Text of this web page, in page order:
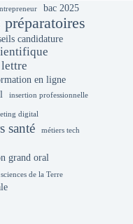
bac 2025
préparatoires
candidature
en ligne
insertion professionnelle
digital
santé métiers tech
grand oral
sciences de la Terre